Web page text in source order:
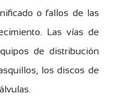
o fallos de las
Las vías de
de distribución
los discos de